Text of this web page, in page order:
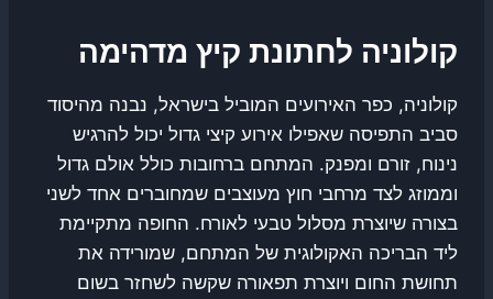
קולוניה לחתונת קיץ מדהימה
קולוניה, כפר האירועים המוביל בישראל, נבנה מהיסוד
סביב התפיסה שאפילו אירוע קיצי גדול יכול להרגיש
נינוח, זורם ומפנק. המתחם ברחובות כולל אולם גדול
וממוזג לצד מרחבי חוץ מעוצבים שמחוברים אחד לשני
בצורה שיוצרת מסלול טבעי לאורח. החופה מתקיימת
ליד הבריכה האקולוגית של המתחם, שמורידה את
תחושת החום ויוצרת תפאורה שקשה לשחזר בשום